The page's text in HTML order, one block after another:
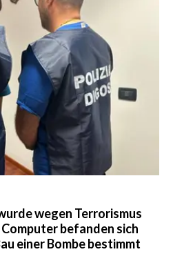
wegen Terrorismus
befanden sich
einer Bombe bestimmt